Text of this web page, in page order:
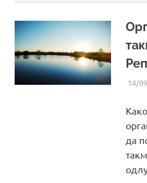
14/
да